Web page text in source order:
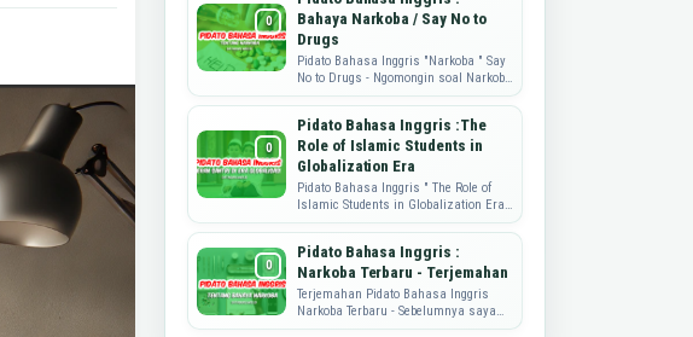
Bahaya Narkoba / Say No to
Drugs
Pidato Bahasa Inggris "Narkoba " Say
No to Drugs - Ngomongin soal Narkoba
nih, memang sungguh
memprihatinkan. Nah, sebagai wujud
...
Pidato Bahasa Inggris :The
Role of Islamic Students in
Globalization Era
Pidato Bahasa Inggris " The Role of
Islamic Students in Globalization Era"
Pidato Bahasa Inggris kali ini akan
berbagi soal peran...
Pidato Bahasa Inggris :
Narkoba Terbaru - Terjemahan
Terjemahan Pidato Bahasa Inggris
Narkoba Terbaru - Sebelumnya saya
sudah pernah publish perihal Pidato